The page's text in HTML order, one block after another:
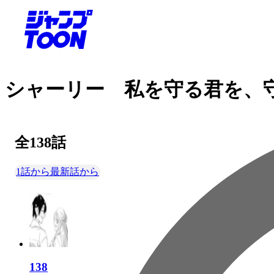
シャーリー 私を守る君を、
全138話
1話から最新話から
138